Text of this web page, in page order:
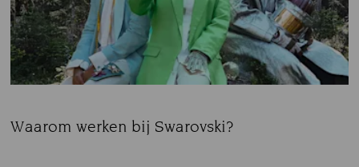
Waarom werken bij Swarovski?